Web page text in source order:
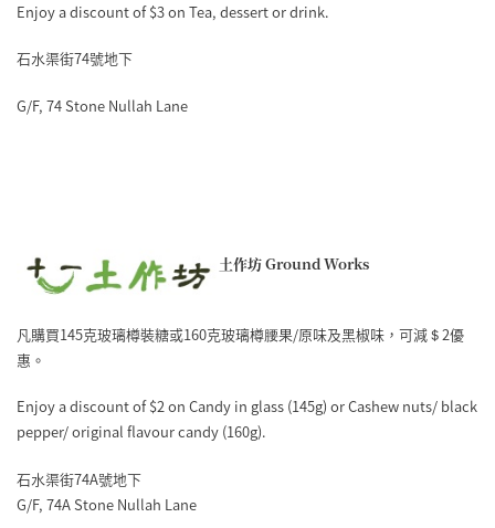
Enjoy a discount of $3 on Tea, dessert or drink.
石水渠街74號地下
G/F, 74 Stone Nullah Lane
土作坊 Ground Works
凡購買145克玻璃樽裝糖或160克玻璃樽腰果/原味及黑椒味，可減＄2優
惠。
Enjoy a discount of $2 on Candy in glass (145g) or Cashew nuts/ black
pepper/ original flavour candy (160g).
石水渠街74A號地下
G/F, 74A Stone Nullah Lane